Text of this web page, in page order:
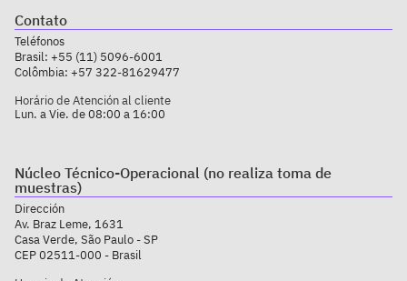
Horário de Atención al cliente
Lun. a Vie. de 08:00 a 16:00
Contato
Teléfonos
Brasil: +55 (11) 5096-6001
Colômbia: +57 322-81629477
Núcleo Técnico-Operacional (no realiza toma de
muestras)
Dirección
Av. Braz Leme, 1631
Casa Verde, São Paulo - SP
CEP 02511-000 - Brasil